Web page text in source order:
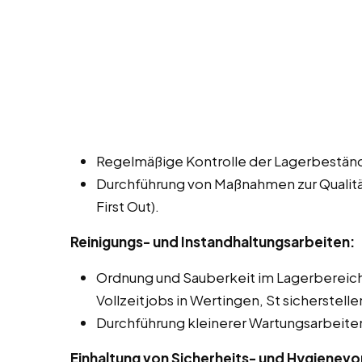
Regelmäßige Kontrolle der
Durchführung von Maßnahmen zur
First Out).
Reinigungs- und Instandhaltungsarbeiten:
Ordnung und Sauberkeit im
Vollzeitjobs in Wertingen, St
Durchführung kleinerer
Einhaltung von Sicherheits- und